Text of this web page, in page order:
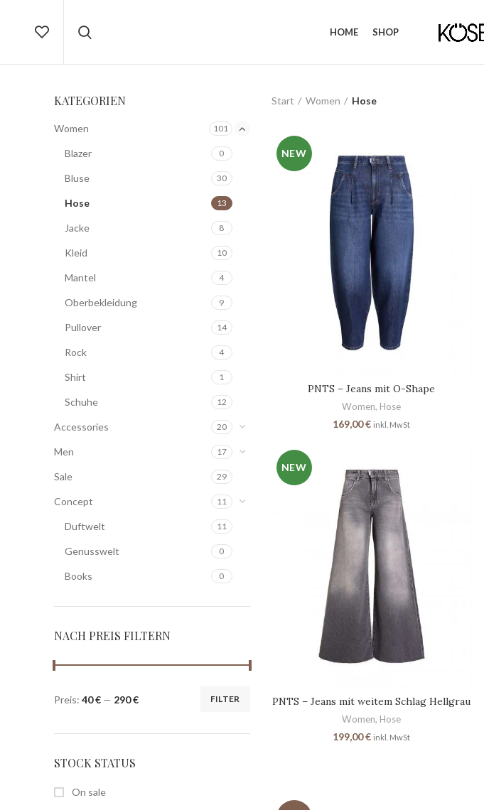
HOME SHOP
KATEGORIEN
Accessories 20
Concept 11
Books 0
Duftwelt 11
Genusswelt 0
Men 17
Sale 29
Women 101
Blazer 0
Bluse 30
Hose 13
Jacke 8
Kleid 10
Mantel 4
Oberbekleidung 9
Pullover 14
Rock 4
Schuhe 12
Shirt 1
NACH PREIS FILTERN
FILTER
Preis: 40 € — 290 €
STOCK STATUS
On sale
Start Women Hose
NEW
PNTS – Jeans mit O-Shape
Women, Hose
169,00€ inkl. MwSt
NEW
PNTS – Jeans mit weitem Schlag Hellgrau
Women, Hose
199,00€ inkl. MwSt